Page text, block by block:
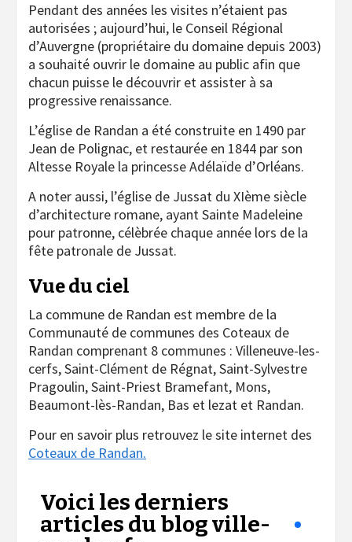
Pendant des années les visites n’étaient pas
autorisées ; aujourd’hui, le Conseil Régional
d’Auvergne (propriétaire du domaine depuis 2003)
a souhaité ouvrir le domaine au public afin que
chacun puisse le découvrir et assister à sa
progressive renaissance.
L’église de Randan a été construite en 1490 par
Jean de Polignac, et restaurée en 1844 par son
Altesse Royale la princesse Adélaïde d’Orléans.
A noter aussi, l’église de Jussat du XIème siècle
d’architecture romane, ayant Sainte Madeleine
pour patronne, célèbrée chaque année lors de la
fête patronale de Jussat.
Vue du ciel
La commune de Randan est membre de la
Communauté de communes des Coteaux de
Randan comprenant 8 communes : Villeneuve-les-
cerfs, Saint-Clément de Régnat, Saint-Sylvestre
Pragoulin, Saint-Priest Bramefant, Mons,
Beaumont-lès-Randan, Bas et lezat et Randan.
Pour en savoir plus retrouvez le site internet des
Coteaux de Randan.
Voici les derniers
articles du blog ville-